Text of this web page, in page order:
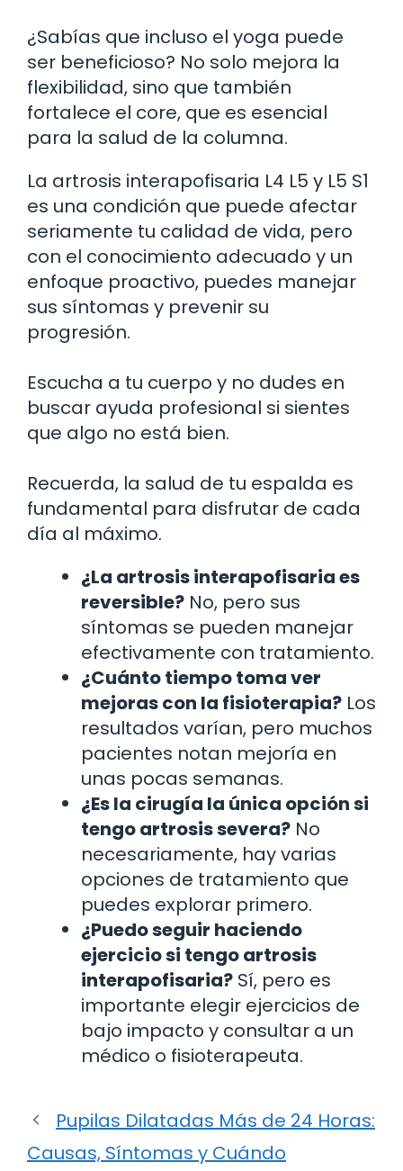
¿Sabías que incluso el yoga puede
ser beneficioso? No solo mejora la
flexibilidad, sino que también
fortalece el core, que es esencial
para la salud de la columna.
La artrosis interapofisaria L4 L5 y L5 S1
es una condición que puede afectar
seriamente tu calidad de vida, pero
con el conocimiento adecuado y un
enfoque proactivo, puedes manejar
sus síntomas y prevenir su
progresión.
Escucha a tu cuerpo y no dudes en
buscar ayuda profesional si sientes
que algo no está bien.
Recuerda, la salud de tu espalda es
fundamental para disfrutar de cada
día al máximo.
¿La artrosis interapofisaria es
reversible? No, pero sus
síntomas se pueden manejar
efectivamente con tratamiento.
¿Cuánto tiempo toma ver
mejoras con la fisioterapia? Los
resultados varían, pero muchos
pacientes notan mejoría en
unas pocas semanas.
¿Es la cirugía la única opción si
tengo artrosis severa? No
necesariamente, hay varias
opciones de tratamiento que
puedes explorar primero.
¿Puedo seguir haciendo
ejercicio si tengo artrosis
interapofisaria? Sí, pero es
importante elegir ejercicios de
bajo impacto y consultar a un
médico o fisioterapeuta.
Pupilas Dilatadas Más de 24 Horas:
Causas, Síntomas y Cuándo